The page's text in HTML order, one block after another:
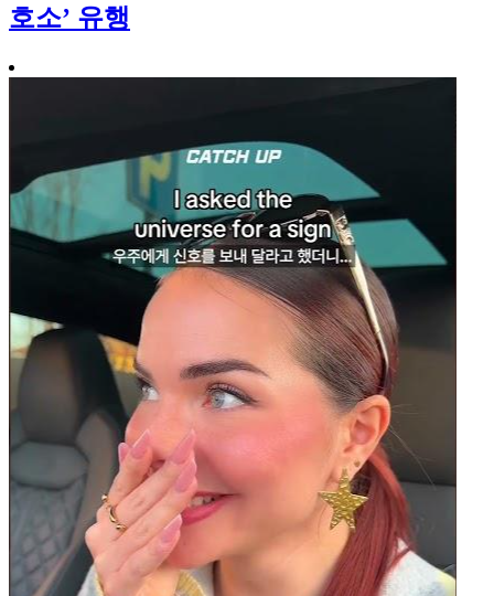
호소’ 유행